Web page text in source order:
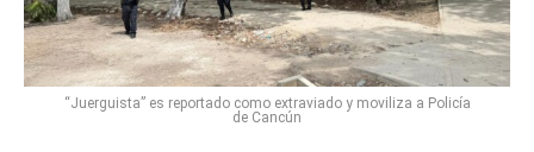
“Juerguista” es reportado como extraviado y moviliza a Policía
de Cancún